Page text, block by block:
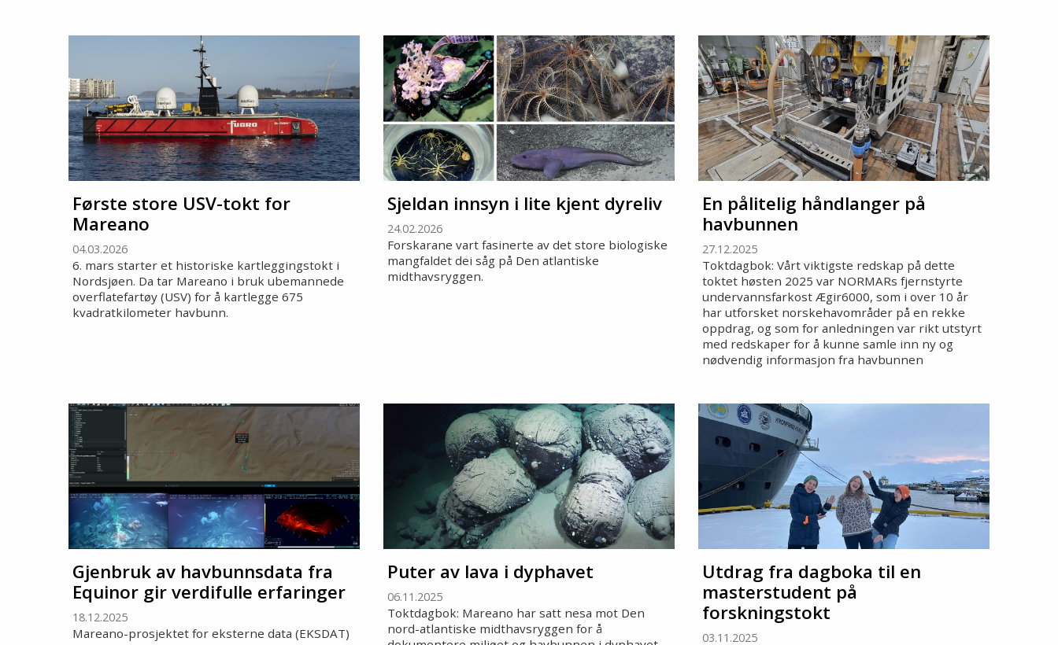
Første store USV-tokt for
Mareano
04.03.2026
6. mars starter et historiske kartleggingstokt i
Nordsjøen. Da tar Mareano i bruk ubemannede
overflatefartøy (USV) for å kartlegge 675
kvadratkilometer havbunn.
Sjeldan innsyn i lite kjent dyreliv
24.02.2026
Forskarane vart fasinerte av det store biologiske
mangfaldet dei såg på Den atlantiske
midthavsryggen.
En pålitelig håndlanger på
havbunnen
27.12.2025
Toktdagbok: Vårt viktigste redskap på dette
toktet høsten 2025 var NORMARs fjernstyrte
undervannsfarkost Ægir6000, som i over 10 år
har utforsket norskehavområder på en rekke
oppdrag, og som for anledningen var rikt utstyrt
med redskaper for å kunne samle inn ny og
nødvendig informasjon fra havbunnen
Gjenbruk av havbunnsdata fra
Equinor gir verdifulle erfaringer
18.12.2025
Mareano-prosjektet for eksterne data (EKSDAT)
Puter av lava i dyphavet
06.11.2025
Toktdagbok: Mareano har satt nesa mot Den
nord-atlantiske midthavsryggen for å
Utdrag fra dagboka til en
masterstudent på
forskningstokt
03.11.2025